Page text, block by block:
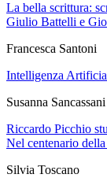
La bella scrittura:
Giulio Battelli e
Francesca Santoni
Intelligenza
Susanna Sancassani
Riccardo Picchio
Nel centenario
Silvia Toscano